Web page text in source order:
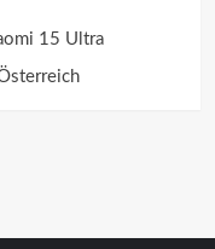
15 Ultra